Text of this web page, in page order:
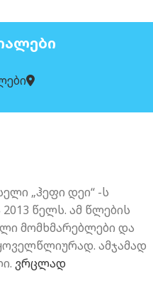
„ჰეფი დეი“ -ს
წელს. ამ წლების
მომხმარებლები და
ამჯამად
ვრცლად